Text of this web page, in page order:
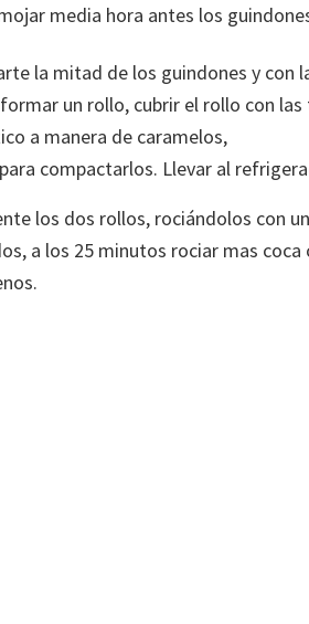
media hora antes los
la mitad de los guindones y con
un rollo, cubrir el rollo con
a manera de caramelos,
compactarlos. Llevar al
los dos rollos, rociándolos con
a los 25 minutos rociar mas coca